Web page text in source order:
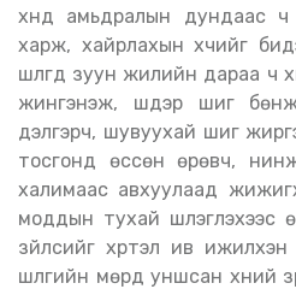
хүнд амьдралын дундаас
харж, хайрлахын хүчийг
шүлгүүд зуун жилийн дараа ч
жингэнэж, шүүдэр шиг
дэлгэрч, шувуухай шиг
тосгонд өссөн өрөвч,
халимаас авхуулаад
моддын тухай шүлэглэхээс
зүйлсийг хүртэл ив
шүлгийн мөрүүд уншсан хүний